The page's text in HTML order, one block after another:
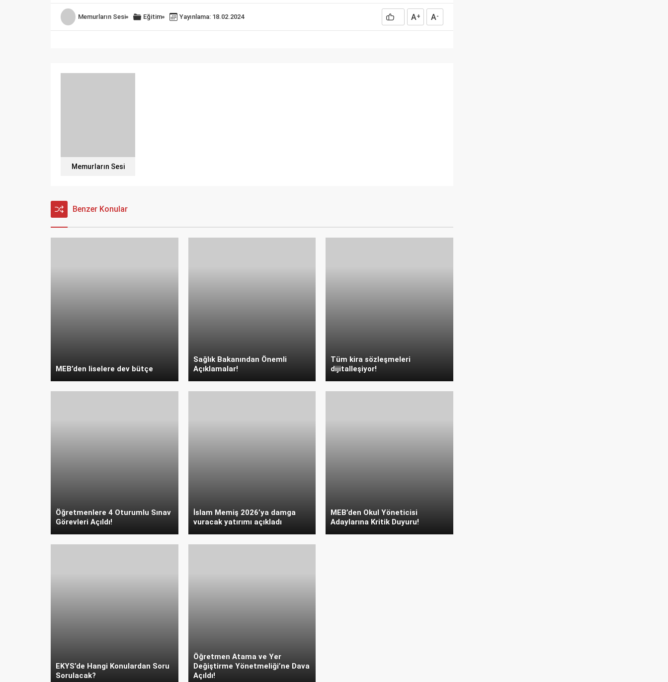
Memurların Sesi Eğitim Yayınlama: 18.02.2024 A+ A-
Memurların Sesi
Benzer Konular
MEB’den liselere dev bütçe
Sağlık Bakanından Önemli
Açıklamalar!
Tüm kira sözleşmeleri
dijitalleşiyor!
Öğretmenlere 4 Oturumlu Sınav
Görevleri Açıldı!
İslam Memiş 2026’ya damga
vuracak yatırımı açıkladı
MEB’den Okul Yöneticisi
Adaylarına Kritik Duyuru!
EKYS’de Hangi Konulardan Soru
Sorulacak?
Öğretmen Atama ve Yer
Değiştirme Yönetmeliği’ne Dava
Açıldı!